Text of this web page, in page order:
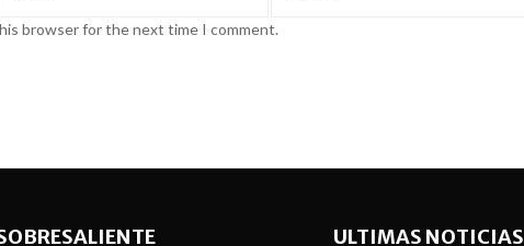
browser for the next time I comment.
ULTIMAS NOTICIAS